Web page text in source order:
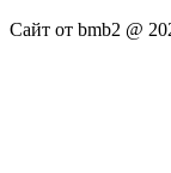
Сайт от bmb2 @